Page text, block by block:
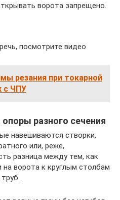
ворота запрещено.
посмотрите видео
резания при токарной
с ЧПУ
разного сечения
навешиваются створки,
или, реже,
разница между тем, как
на ворота к круглым столбам